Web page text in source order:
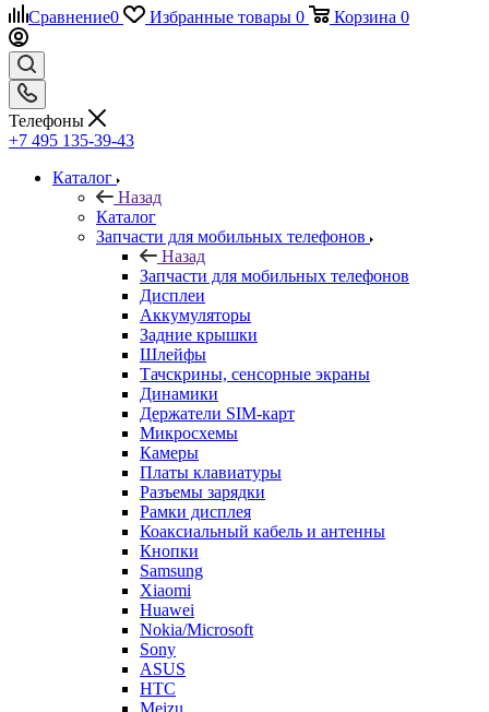
Сравнение0 Избранные товары 0 Корзина 0
Телефоны
+7 495 135-39-43
Каталог
Назад
Каталог
Запчасти для мобильных телефонов
Назад
Запчасти для мобильных телефонов
Дисплеи
Аккумуляторы
Задние крышки
Шлейфы
Тачскрины, сенсорные экраны
Динамики
Держатели SIM-карт
Микросхемы
Камеры
Платы клавиатуры
Разъемы зарядки
Рамки дисплея
Коаксиальный кабель и антенны
Кнопки
Samsung
Xiaomi
Huawei
Nokia/Microsoft
Sony
ASUS
HTC
Meizu